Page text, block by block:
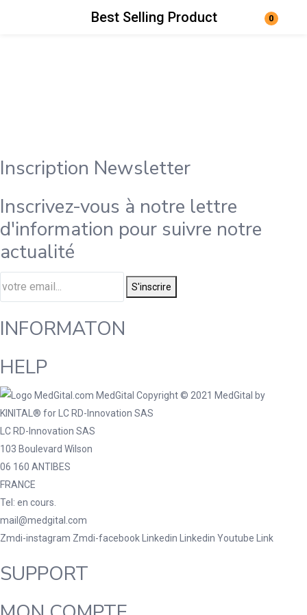
Best Selling Product 0
Login
Inscription Newsletter
Inscrivez-vous à notre lettre
d'information pour suivre notre
actualité
S'inscrire
INFORMATON
HELP
LC RD-Innovation SAS
103 Boulevard Wilson
06 160 ANTIBES
FRANCE
Tel: en cours.
mail@medgital.com
Zmdi-instagram Zmdi-facebook Linkedin Linkedin Youtube Link
SUPPORT